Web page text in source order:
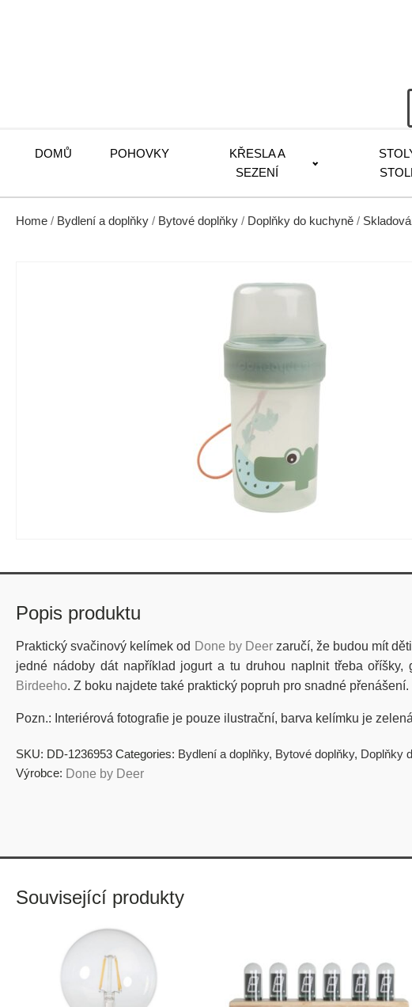
DOMŮ POHOVKY
KŘESLA A
SEZENÍ
Home / Bydlení a doplňky / Bytové doplňky / Doplňky do kuchyně /
Popis produktu
Praktický svačinový kelímek od Done by Deerzaručí, že budou mít
jedné nádoby dát například jogurt a tu druhou naplnit třeba
Birdeeho. Z boku najdete také praktický popruh pro snadné přenášení.
Pozn.: Interiérová fotografie je pouze ilustrační, barva kelímku je
SKU: DD-1236953 Categories: Bydlení a doplňky, Bytové doplňky, Doplňky
Výrobce: Done by Deer
Související produkty